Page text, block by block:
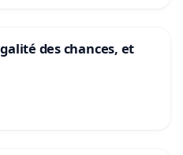
des chances, et